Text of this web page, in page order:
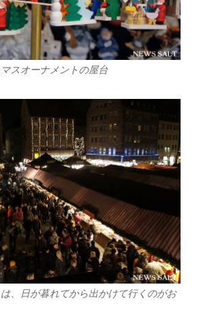
スオーナメントの屋台
、日が暮れてから出かけて行くのがお